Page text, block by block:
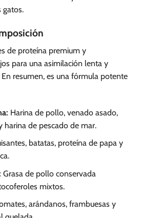
gatos.
de proteína premium y
para una asimilación lenta y
resumen, es una fórmula potente
Harina de pollo, venado asado,
harina de pescado de mar.
batatas, proteína de papa y
Grasa de pollo conservada
mixtos.
arándanos, frambuesas y